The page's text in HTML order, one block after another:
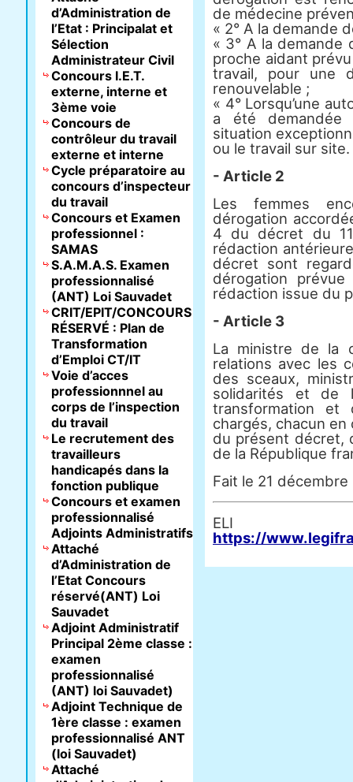
de médecine
« 2° A la demande
« 3° A la demande
proche aidant
travail, pour une
renouvelable ;
« 4° Lorsqu’une
a été demandée
situation
ou le travail sur site.
- Article 2
Les femmes
dérogation
4 du décret du
rédaction
décret sont
dérogation
rédaction issue du
- Article 3
La ministre de la
relations avec les
des sceaux,
solidarités et
transformation
chargés, chacun en
du présent décret,
de la République
Fait le 21 décembre
https://
d’Administration de
l’Etat : Principalat et
Sélection
Administrateur Civil
Concours I.E.T.
externe, interne et
3ème voie
Concours de
contrôleur du travail
externe et interne
Cycle préparatoire au
concours d’inspecteur
du travail
Concours et Examen
professionnel :
SAMAS
S.A.M.A.S. Examen
professionnalisé
(ANT) Loi Sauvadet
CRIT/EPIT/CONCOURS
RÉSERVÉ : Plan de
Transformation
d’Emploi CT/IT
Voie d’acces
professionnnel au
corps de l’inspection
du travail
Le recrutement des
travailleurs
handicapés dans la
fonction publique
Concours et examen
professionnalisé
Adjoints Administratifs
Attaché
d’Administration de
l’Etat Concours
réservé(ANT) Loi
Sauvadet
Adjoint Administratif
Principal 2ème classe :
examen
professionnalisé
(ANT) loi Sauvadet)
Adjoint Technique de
1ère classe : examen
professionnalisé ANT
(loi Sauvadet)
Attaché